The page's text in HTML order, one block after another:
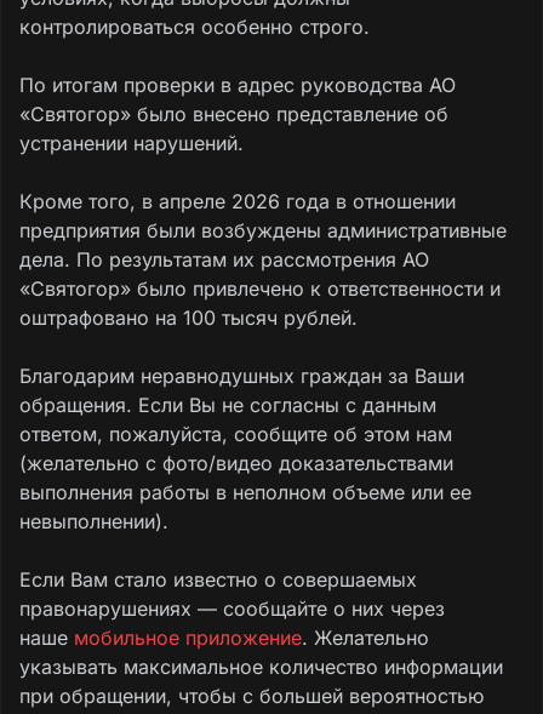
контролироваться особенно строго.
По итогам проверки в адрес руководства АО
«Святогор» было внесено представление об
устранении нарушений.
Кроме того, в апреле 2026 года в отношении
предприятия были возбуждены административные
дела. По результатам их рассмотрения АО
«Святогор» было привлечено к ответственности и
оштрафовано на 100 тысяч рублей.
Благодарим неравнодушных граждан за Ваши
обращения. Если Вы не согласны с данным
ответом, пожалуйста, сообщите об этом нам
(желательно с фото/видео доказательствами
выполнения работы в неполном объеме или ее
невыполнении).
Если Вам стало известно о совершаемых
правонарушениях — сообщайте о них через
наше мобильное приложение. Желательно
указывать максимальное количество информации
при обращении, чтобы с большей вероятностью